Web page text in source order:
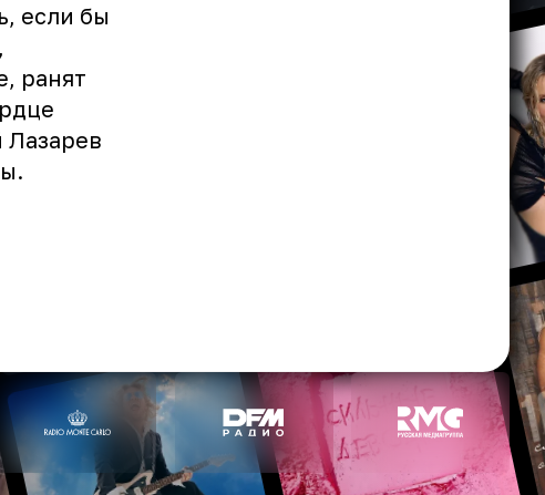
если бы
ранят
Лазарев